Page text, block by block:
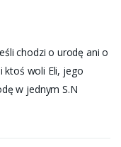
chodzi o urodę ani o
ktoś woli Eli, jego
w jednym S.N